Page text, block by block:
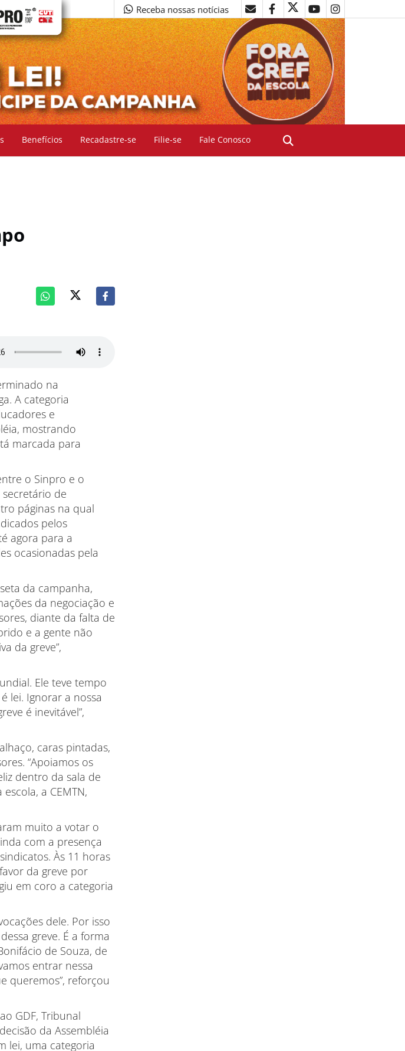
Receba nossas notícias
Benefícios Recadastre-se Filie-se Fale Conosco
na
A categoria
e
mostrando
marcada para
o Sinpro e o
de
páginas na qual
pelos
agora para a
ocasionadas pela
da campanha,
da negociação e
diante da falta de
e a gente não
da greve”,
Ele teve tempo
lei. Ignorar a nossa
é inevitável”,
caras pintadas,
“Apoiamos os
dentro da sala de
a CEMTN,
muito a votar o
com a presença
Às 11 horas
da greve por
em coro a categoria
dele. Por isso
greve. É a forma
de Souza, de
entrar nessa
queremos”, reforçou
GDF, Tribunal
da Assembléia
lei, uma categoria